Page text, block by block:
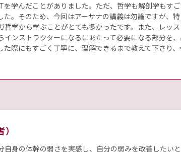
学んだことがありました。ただ、哲学も解剖学もす
。そのため、今回はアーサナの講義は勿論ですが、
哲学から学ぶことがとても多かったです。また、レッ
インストラクターになるにあたって必要になる部分を
た際にもすごく丁寧に、理解できるまで教えて下さり
自身の体幹の弱さを実感し、自分の弱みを改善したい